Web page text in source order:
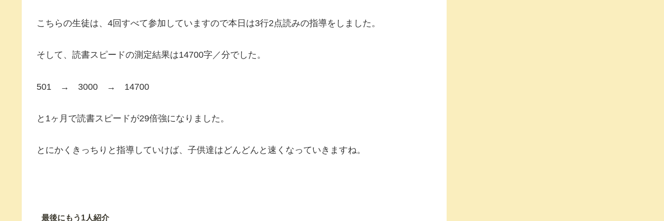
こちらの生徒は、4回すべて参加していますので本日は3行2点読みの指導をしました。
そして、読書スピードの測定結果は14700字／分でした。
501 → 3000 → 14700
と1ヶ月で読書スピードが29倍強になりました。
とにかくきっちりと指導していけば、子供達はどんどんと速くなっていきますね。
最後にもう1人紹介